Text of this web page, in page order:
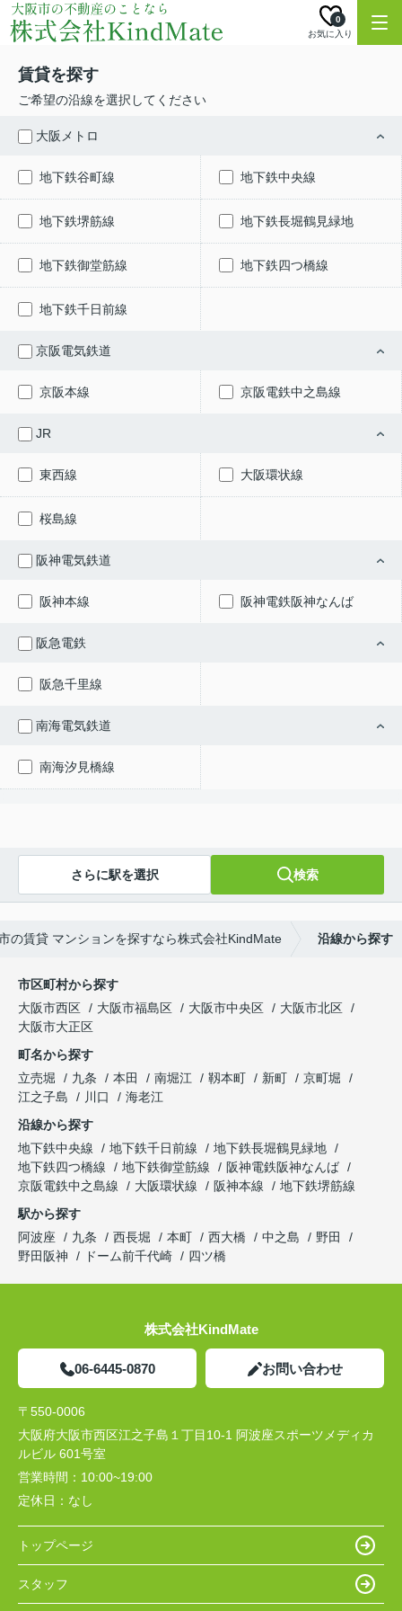
お気に入り
0
賃貸を探す
ご希望の沿線を選択してください
大阪メトロ
地下鉄谷町線 地下鉄中央線
地下鉄堺筋線 地下鉄長堀鶴見緑地
地下鉄御堂筋線 地下鉄四つ橋線
地下鉄千日前線
京阪電気鉄道
京阪本線 京阪電鉄中之島線
JR
東西線 大阪環状線
桜島線
阪神電気鉄道
阪神本線 阪神電鉄阪神なんば
阪急電鉄
阪急千里線
南海電気鉄道
南海汐見橋線
さらに駅を選択 検索
の賃貸 マンションを探すなら株式会社KindMate 沿線から探す
市区町村から探す
大阪市西区
大阪市福島区 大阪市中央区
大阪市北区
大阪市大正区
町名から探す
立売堀
九条 本田 南堀江 靱本町 新町
京町堀
江之子島
川口
海老江
沿線から探す
地下鉄中央線
地下鉄千日前線
地下鉄長堀鶴見緑地
地下鉄四つ橋線
地下鉄御堂筋線
阪神電鉄阪神なんば
京阪電鉄中之島線
大阪環状線 阪神本線
地下鉄堺筋線
駅から探す
阿波座
九条 西長堀 本町 西大橋 中之島
野田
野田阪神
ドーム前千代崎 四ツ橋
株式会社KindMate
06-6445-0870 お問い合わせ
〒550-0006
大阪府大阪市西区江之子島１丁目10-1 阿波座スポーツメディカ
ルビル 601号室
営業時間： 10:00~19:00
定休日： なし
トップページ
スタッフ